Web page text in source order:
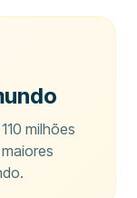
milhões